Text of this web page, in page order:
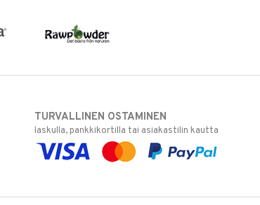
TURVALLINEN OSTAMINEN
laskulla, pankkikortilla tai asiakastilin kautta